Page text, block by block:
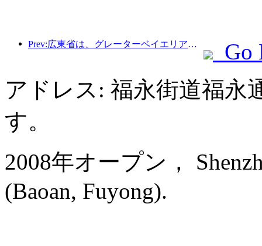
Prev:広東省は、グレーターベイエリアを世界クラスの観光地にするためのサービス産業能力拡大計画を発表した。
Go
アドレス: 福永街道福永
す。
2008年オープン，
(Baoan, Fuyong).